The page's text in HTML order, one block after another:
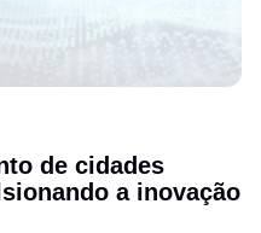
de cidades
a inovação